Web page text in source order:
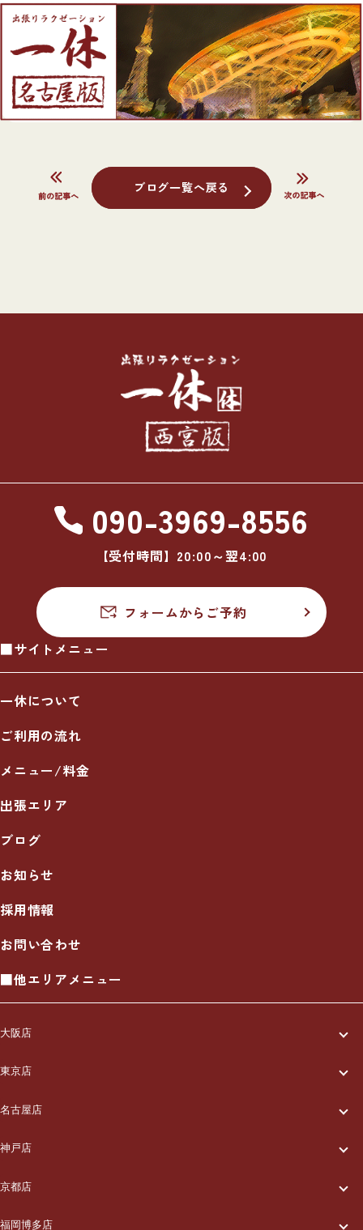
ブログ一覧へ戻る
090-3969-8556
【受付時間】20:00～翌4:00
フォームからご予約
■サイトメニュー
一休について
ご利用の流れ
メニュー/料金
出張エリア
ブログ
お知らせ
採用情報
お問い合わせ
■他エリアメニュー
大阪店
一休について
ご利用の流れ
メニュー/料金
出張エリア
ブログ
東京店
一休について
ご利用の流れ
メニュー/料金
出張エリア
名古屋店
一休について
ご利用の流れ
メニュー/料金
神戸店
一休について
ご利用の流れ
京都店
一休について
福岡博多店